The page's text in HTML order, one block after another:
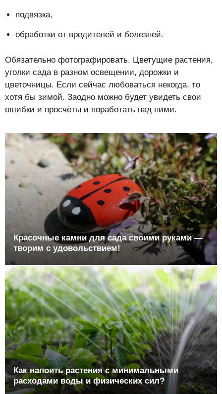
подвязка,
обработки от вредителей и болезней.
Обязательно фотографировать. Цветущие растения,
уголки сада в разном освещении, дорожки и
цветочницы. Если сейчас любоваться некогда, то
хотя бы зимой. Заодно можно будет увидеть свои
ошибки и просчёты и поработать над ними.
Красочные камни для сада своими руками —
творим с удовольствием!
Как напоить растения с минимальными
расходами воды и физических сил?